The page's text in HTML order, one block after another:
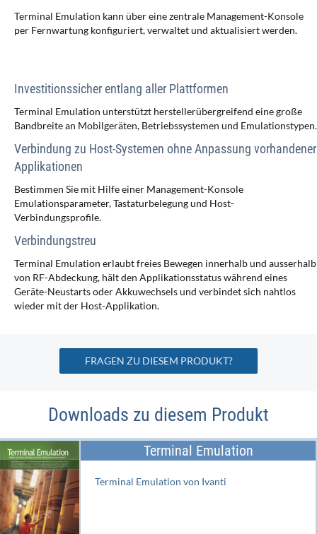
Terminal Emulation kann über eine zentrale Management-Konsole
per Fernwartung konfiguriert, verwaltet und aktualisiert werden.
Investitionssicher entlang aller Plattformen
Terminal Emulation unterstützt herstellerübergreifend eine große
Bandbreite an Mobilgeräten, Betriebssystemen und Emulationstypen.
Verbindung zu Host-Systemen ohne Anpassung vorhandener
Applikationen
Bestimmen Sie mit Hilfe einer Management-Konsole
Emulationsparameter, Tastaturbelegung und Host-
Verbindungsprofile.
Verbindungstreu
Terminal Emulation erlaubt freies Bewegen innerhalb und ausserhalb
von RF-Abdeckung, hält den Applikationsstatus während eines
Geräte-Neustarts oder Akkuwechsels und verbindet sich nahtlos
wieder mit der Host-Applikation.
FRAGEN ZU DIESEM PRODUKT?
Downloads zu diesem Produkt
Terminal Emulation
Terminal Emulation von Ivanti